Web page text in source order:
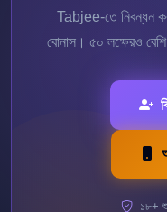
Tabjee-তে নিবন্ধন
বোনাস। ৫০ লক্ষেরও
১৮+